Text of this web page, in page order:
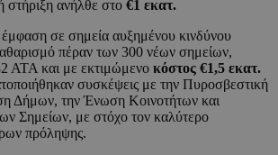
στήριξη ανήλθε στο €1 εκατ.
σε σημεία αυξημένου κινδύνου
πέραν των 300 νέων σημείων,
ΑΤΑ και με εκτιμώμενο κόστος €1,5 εκατ.
συσκέψεις με την Πυροσβεστική
Δήμων, την Ένωση Κοινοτήτων και
Σημείων, με στόχο τον καλύτερο
πρόληψης.